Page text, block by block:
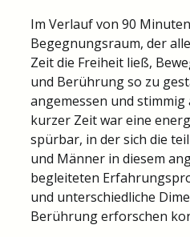
Im Verlauf von 90
Begegnungsraum, der
Zeit die Freiheit ließ,
und Berührung so zu
angemessen und stimmig
kurzer Zeit war eine
spürbar, in der sich die
und Männer in diesem
begleiteten
und unterschiedliche
Berührung erforschen